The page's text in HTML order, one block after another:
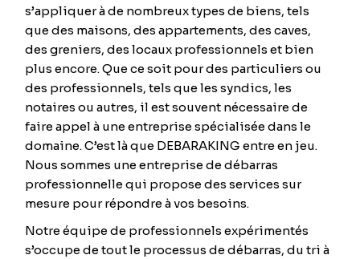
s’appliquer à de nombreux types de biens, tels
que des maisons, des appartements, des caves,
des greniers, des locaux professionnels et bien
plus encore. Que ce soit pour des particuliers ou
des professionnels, tels que les syndics, les
notaires ou autres, il est souvent nécessaire de
faire appel à une entreprise spécialisée dans le
domaine. C’est là que DEBARAKING entre en jeu.
Nous sommes une entreprise de débarras
professionnelle qui propose des services sur
mesure pour répondre à vos besoins.
Notre équipe de professionnels expérimentés
s’occupe de tout le processus de débarras, du tri à